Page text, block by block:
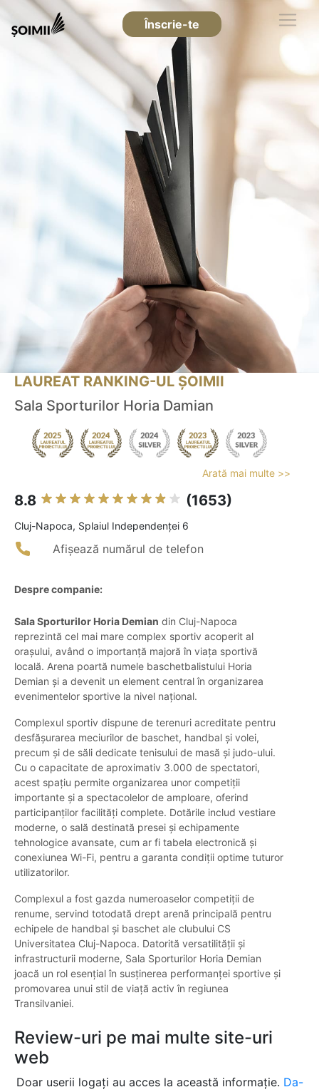
Înscrie-te
LAUREAT RANKING-UL ȘOIMII
Sala Sporturilor Horia Damian
Arată mai multe >>
8.8 (1653)
Cluj-Napoca, Splaiul Independenţei 6
Afișează numărul de telefon
Despre companie:
Sala Sporturilor Horia Demian din Cluj-Napoca
reprezintă cel mai mare complex sportiv acoperit al
orașului, având o importanță majoră în viața sportivă
locală. Arena poartă numele baschetbalistului Horia
Demian și a devenit un element central în organizarea
evenimentelor sportive la nivel național.
Complexul sportiv dispune de terenuri acreditate pentru
desfășurarea meciurilor de baschet, handbal și volei,
precum și de săli dedicate tenisului de masă și judo-ului.
Cu o capacitate de aproximativ 3.000 de spectatori,
acest spațiu permite organizarea unor competiții
importante și a spectacolelor de amploare, oferind
participanților facilități complete. Dotările includ vestiare
moderne, o sală destinată presei și echipamente
tehnologice avansate, cum ar fi tabela electronică și
conexiunea Wi-Fi, pentru a garanta condiții optime tuturor
utilizatorilor.
Complexul a fost gazda numeroaselor competiții de
renume, servind totodată drept arenă principală pentru
echipele de handbal și baschet ale clubului CS
Universitatea Cluj-Napoca. Datorită versatilității și
infrastructurii moderne, Sala Sporturilor Horia Demian
joacă un rol esențial în susținerea performanței sportive și
promovarea unui stil de viață activ în regiunea
Transilvaniei.
Review-uri pe mai multe site-uri
web
Doar userii logați au acces la această informație. Da-